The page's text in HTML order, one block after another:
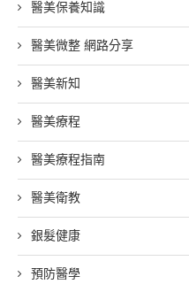
醫美保養知識
醫美微整 網路分享
醫美新知
醫美療程
醫美療程指南
醫美衛教
銀髮健康
預防醫學